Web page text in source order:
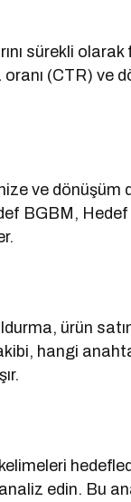
sürekli
(CTR) ve
ve dönüşüm
BGBM,
ürün
hangi
edin. Bu